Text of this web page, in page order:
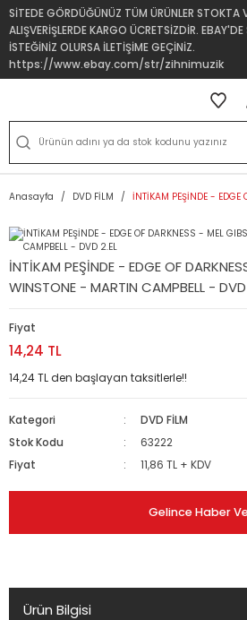
SİTEDE GÖRDÜĞÜNÜZ TÜM ÜRÜNLER STOKTA
ALIŞVERİŞLERDE KARGO ÜCRETSİZDİR.
İSTEĞİNİZ OLURSA İLETİŞİME GEÇİNİZ.
https://www.ebay.com/str/zihnimuzik
Anasayfa DVD FİLM İNTİKAM PEŞİNDE -
İNTİKAM PEŞİNDE - EDGE OF
WINSTONE - MARTIN CAMPBELL - DVD
Fiyat
14,24 TL
14,24 TL den başlayan taksitlerle!!
Kategori
DVD FİLM
Stok Kodu
63222
Fiyat
11,86 TL + KDV
Gelince Haber
Ürün Bilgisi